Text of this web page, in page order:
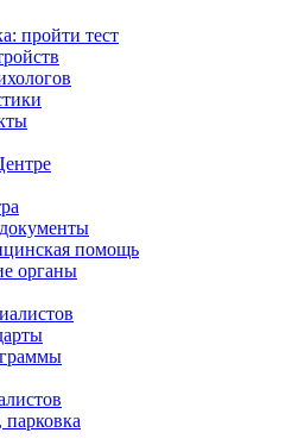
пройти тест
помощь
органы